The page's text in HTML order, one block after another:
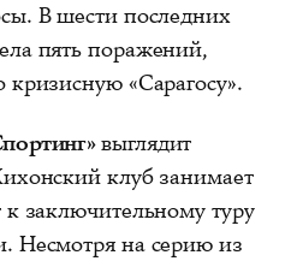
В шести последних
пять поражений,
кризисную «Сарагосу».
выглядит
клуб занимает
заключительному туру
Несмотря на серию из